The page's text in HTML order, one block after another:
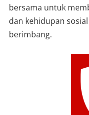
bersama untuk
dan kehidupan
berimbang.